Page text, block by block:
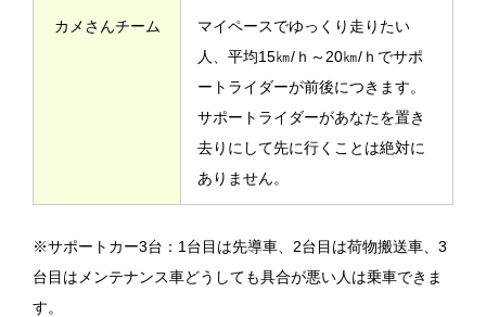
カメさんチーム
マイペースでゆっくり走りたい
人、平均15㎞/ｈ～20㎞/ｈでサポ
ートライダーが前後につきます。
サポートライダーがあなたを置き
去りにして先に行くことは絶対に
ありません。
※サポートカー3台：1台目は先導車、2台目は荷物搬送車、3
台目はメンテナンス車どうしても具合が悪い人は乗車できま
す。